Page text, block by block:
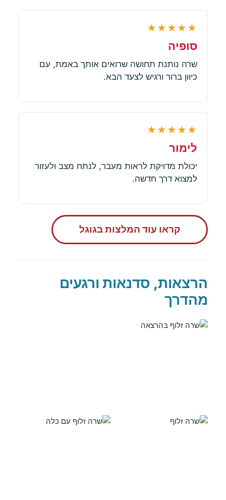
★★★★★
סופיה
שרה נותנת תחושה שרואים אותך באמת, עם
כיוון ברור ורגיש לצעד הבא.
★★★★★
לימור
יכולת מדויקת לראות מעבר, לנתח מצב ולעזור
למצוא דרך חדשה.
קראו עוד המלצות בגוגל
הרצאות, סדנאות ורגעים
מהדרך